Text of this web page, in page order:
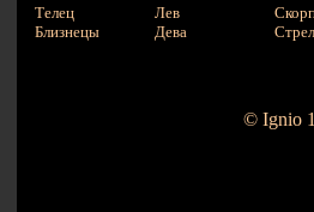
Телец
Близнецы
Лев
Дева
© Ignio